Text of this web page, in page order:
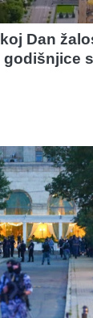
Dan
godišnjice